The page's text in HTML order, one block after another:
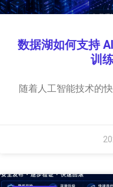
数据湖如何支持
训
随着人工智能技术的